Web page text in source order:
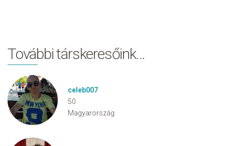
További társkeresőink…
celeb007
50
Magyarország